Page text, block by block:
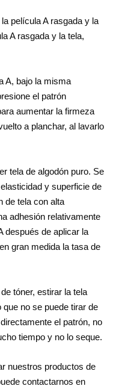
película A rasgada y la
A rasgada y la tela,
A, bajo la misma
el patrón
aumentar la firmeza
a planchar, al lavarlo
tela de algodón puro. Se
y superficie de
de tela con alta
adhesión relativamente
después de aplicar la
gran medida la tasa de
tóner, estirar la tela
no se puede tirar de
el patrón, no
tiempo y no lo seque.
nuestros productos de
contactarnos en